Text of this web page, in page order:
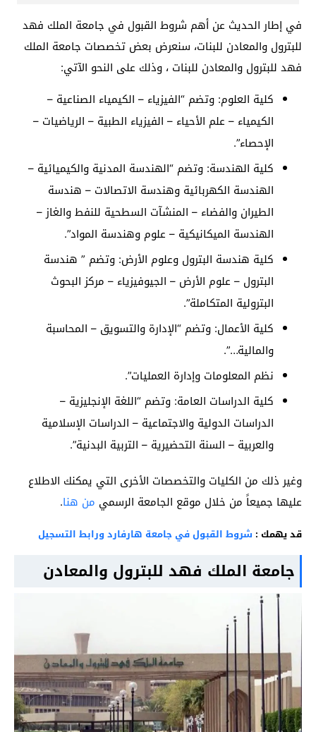
في إطار الحديث عن أهم شروط القبول في جامعة الملك فهد
للبترول والمعادن للبنات، سنعرض بعض تخصصات جامعة الملك
فهد للبترول والمعادن للبنات ، وذلك على النحو الآتي:
كلية العلوم: وتضم “الفيزياء – الكيمياء الصناعية –
الكيمياء – علم الأحياء – الفيزياء الطبية – الرياضيات –
الإحصاء”.
كلية الهندسة: وتضم “الهندسة المدنية والكيميائية –
الهندسة الكهربائية وهندسة الاتصالات – هندسة
الطيران والفضاء – المنشآت السطحية للنفط والغاز –
الهندسة الميكانيكية – علوم وهندسة المواد”.
كلية هندسة البترول وعلوم الأرض: وتضم ” هندسة
البترول – علوم الأرض – الجيوفيزياء – مركز البحوث
البترولية المتكاملة”.
كلية الأعمال: وتضم “الإدارة والتسويق – المحاسبة
والمالية…”.
نظم المعلومات وإدارة العمليات”.
كلية الدراسات العامة: وتضم “اللغة الإنجليزية –
الدراسات الدولية والاجتماعية – الدراسات الإسلامية
والعربية – السنة التحضيرية – التربية البدنية”.
وغير ذلك من الكليات والتخصصات الأخرى التي يمكنك الاطلاع
عليها جميعاً من خلال موقع الجامعة الرسمي من هنا.
قد يهمك : شروط القبول في جامعة هارفارد ورابط التسجيل
جامعة الملك فهد للبترول والمعادن